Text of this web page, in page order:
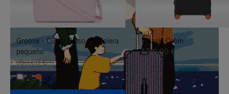
PAUSARLO.
PULSE
PARA
ACTIVARLO.
Groove - Cuero Bolso bandolera
pequeño
950,00 €
+5
Classic Cabin
1.740,00 €